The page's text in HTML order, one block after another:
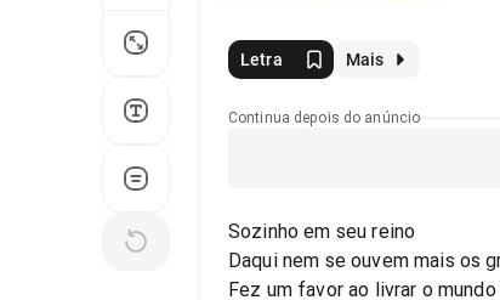
Letra Mais
Continua depois do anúncio
Sozinho em seu reino
Daqui nem se ouvem mais os
Fez um favor ao livrar o